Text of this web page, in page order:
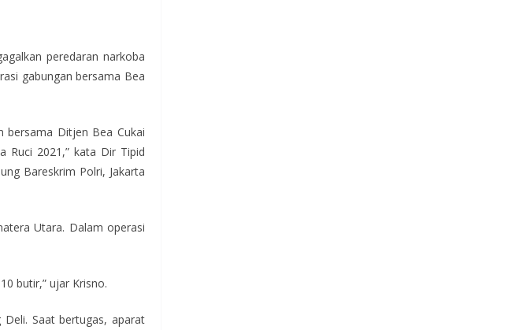
peredaran narkoba
gabungan bersama Bea
bersama Ditjen Bea Cukai
Ruci 2021,” kata Dir Tipid
Bareskrim Polri, Jakarta
Utara. Dalam operasi
butir,” ujar Krisno.
Saat bertugas, aparat